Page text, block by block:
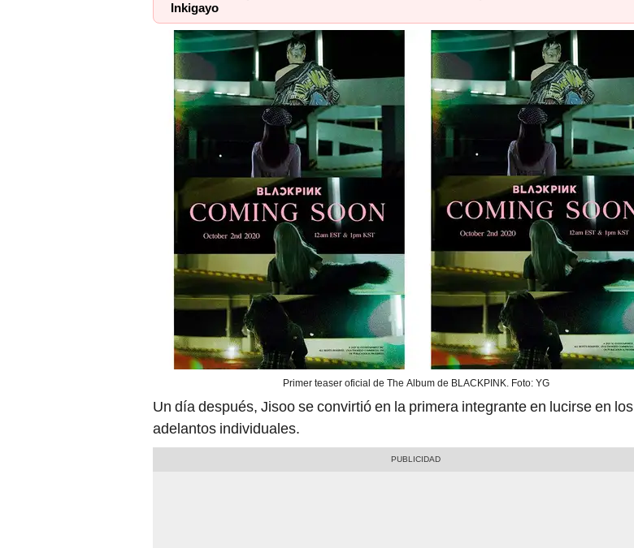
Inkigayo
Primer teaser oficial de The Album de BLACKPINK. Foto: YG
Un día después, Jisoo se convirtió en la primera integrante en lucirse en los
adelantos individuales.